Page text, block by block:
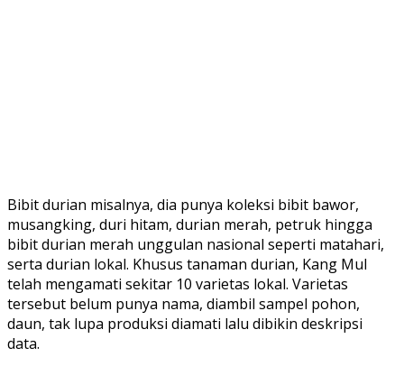
Bibit durian misalnya, dia punya koleksi bibit bawor,
musangking, duri hitam, durian merah, petruk hingga
bibit durian merah unggulan nasional seperti matahari,
serta durian lokal. Khusus tanaman durian, Kang Mul
telah mengamati sekitar 10 varietas lokal. Varietas
tersebut belum punya nama, diambil sampel pohon,
daun, tak lupa produksi diamati lalu dibikin deskripsi
data.